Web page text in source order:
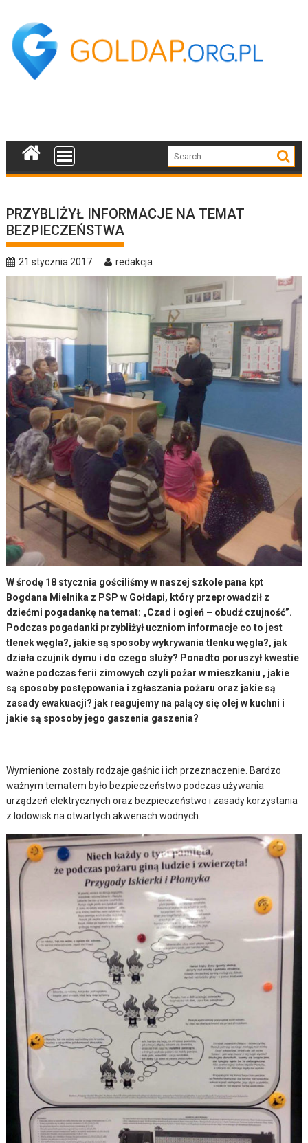
content
PRZYBLIŻYŁ INFORMACJE NA TEMAT
BEZPIECZEŃSTWA
21 stycznia 2017 redakcja
W środę 18 stycznia gościliśmy w naszej szkole pana kpt
Bogdana Mielnika z PSP w Gołdapi, który przeprowadził z
dziećmi pogadankę na temat: „Czad i ogień – obudź czujność”.
Podczas pogadanki przybliżył uczniom informacje co to jest
tlenek węgla?, jakie są sposoby wykrywania tlenku węgla?, jak
działa czujnik dymu i do czego służy? Ponadto poruszył kwestie
ważne podczas ferii zimowych czyli pożar w mieszkaniu , jakie
są sposoby postępowania i zgłaszania pożaru oraz jakie są
zasady ewakuacji? jak reagujemy na palący się olej w kuchni i
jakie są sposoby jego gaszenia gaszenia?
Wymienione zostały rodzaje gaśnic i ich przeznaczenie. Bardzo
ważnym tematem było bezpieczeństwo podczas używania
urządzeń elektrycznych oraz bezpieczeństwo i zasady korzystania
z lodowisk na otwartych akwenach wodnych.